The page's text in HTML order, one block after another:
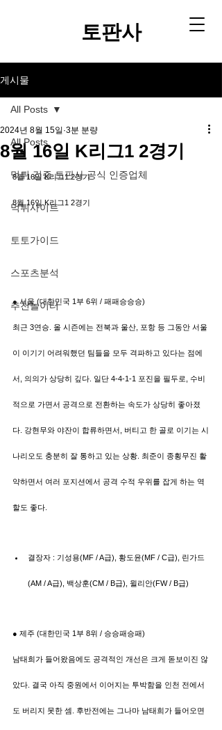
토판사​
게시물
All Posts
먹튀 검증 토판사 공식 인증업체
먹튀사이트
토토가이드
스포츠분석
추천놀이터
All Posts
8월 16일 K리그1 2경기
2024년 8월 15일 3분 분량
8월 16일 K리그1 2경기
8월 16일 K리그1 2경기
● 서울 (대한민국 1부 6위 / 패패승승승)
최근 3연승. 올 시즌에는 전북과 울산, 포항 등 그동안 서울
이 이기기 어려워했던 팀들을 모두 격파하고 있다는 점에
서, 의의가 상당히 깊다. 일단 4-4-1-1 포진을 필두로, 수비
적으로 가면서 공격으로 전환하는 속도가 상당히 좋아졌
다. 강현무와 야잔이 합류하면서, 버티고 한 골로 이기는 시
나리오도 충분히 잘 통하고 있는 상황. 최준이 종횡무진 활
약하면서 여러 포지션에서 공격 수적 우위를 잡게 하는 역
할도 좋다.
결장자 : 기성용(MF / A급), 황도윤(MF / C급), 린가드
(AM / A급), 백상훈(CM / B급), 윌리안(FW / B급)
● 제주 (대한민국 1부 8위 / 승승패승패)
남태희가 들어왔음에도 공격적인 개선은 크게 돋보이진 않
았다. 결국 아직 중원에서 이어지는 투박함을 인천 전에서
도 버리지 못한 셈. 후반전에는 그나마 남태희가 들어오면